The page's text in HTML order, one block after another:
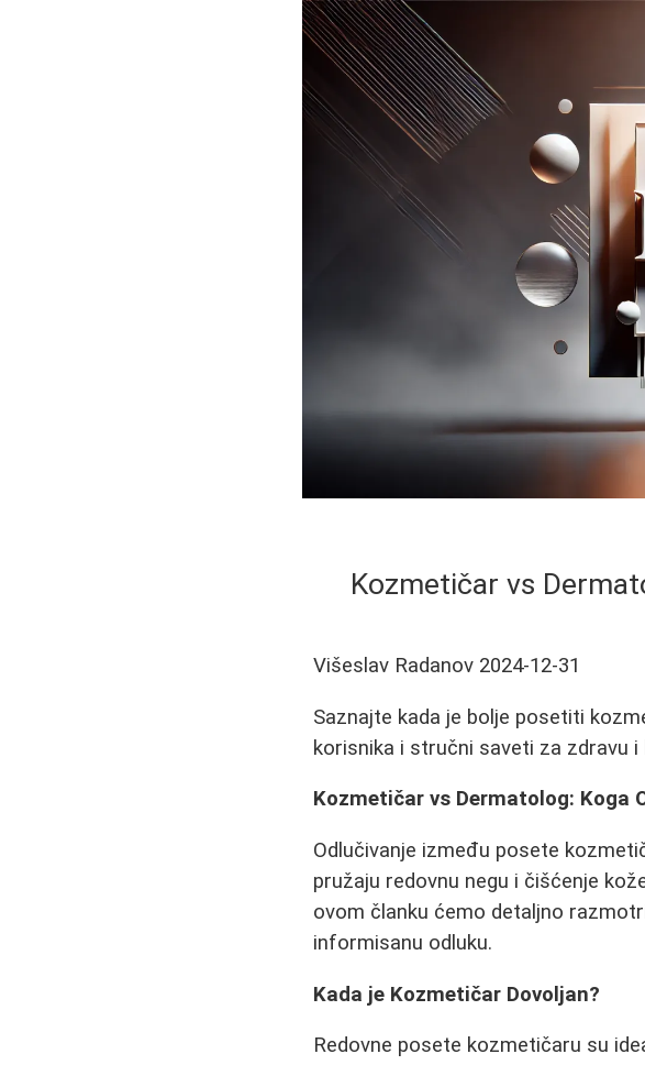
Kozmetičar vs
Višeslav Radanov 2024-12-31
Saznajte kada je bolje posetiti
korisnika i stručni saveti za zdravu i
Kozmetičar vs Dermatolog: Koga
Odlučivanje između posete
pružaju redovnu negu i čišćenje
ovom članku ćemo detaljno
informisanu odluku.
Kada je Kozmetičar Dovoljan?
Redovne posete kozmetičaru su